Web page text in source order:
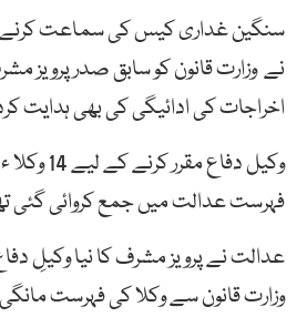
سنگین غداری کیس کی سماعت
نے وزارت قانون کو سابق صدرپرویز
اخراجات کی ادائیگی کی بھی ہدایت
وکیل دفاع
فہرست عدالت میں جمع کروائی گئی
عدالت نے پرویز مشرف کا نیا وکیلِ
وزارت قانون سے وکلا کی فہرست